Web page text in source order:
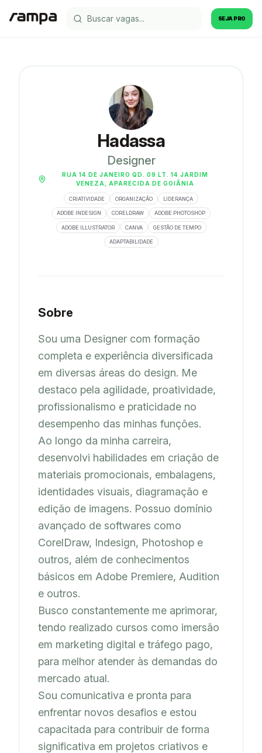
SEJA PRO
Hadassa
Designer
RUA 14 DE JANEIRO QD. 09 LT. 14 JARDIM
VENEZA, APARECIDA DE GOIÂNIA
CRIATIVIDADE ORGANIZAÇÃO LIDERANÇA
ADOBE INDESIGN CORELDRAW ADOBE PHOTOSHOP
ADOBE ILLUSTRATOR CANVA GESTÃO DE TEMPO
ADAPTABILIDADE
Sobre
Sou uma Designer com formação
completa e experiência diversificada
em diversas áreas do design. Me
destaco pela agilidade, proatividade,
profissionalismo e praticidade no
desempenho das minhas funções.
Ao longo da minha carreira,
desenvolvi habilidades em criação de
materiais promocionais, embalagens,
identidades visuais, diagramação e
edição de imagens. Possuo domínio
avançado de softwares como
CorelDraw, Indesign, Photoshop e
outros, além de conhecimentos
básicos em Adobe Premiere, Audition
e outros.
Busco constantemente me aprimorar,
tendo realizado cursos como imersão
em marketing digital e tráfego pago,
para melhor atender às demandas do
mercado atual.
Sou comunicativa e pronta para
enfrentar novos desafios e estou
capacitada para contribuir de forma
significativa em projetos criativos e